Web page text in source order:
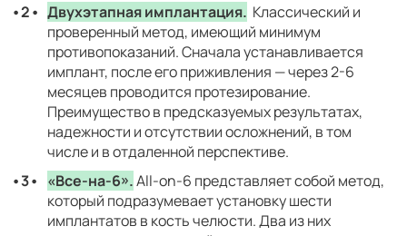
Двухэтапная имплантация. Классический и
проверенный метод, имеющий минимум
противопоказаний. Сначала устанавливается
имплант, после его приживления — через 2-6
месяцев проводится протезирование.
Преимущество в предсказуемых результатах,
надежности и отсутствии осложнений, в том
числе и в отдаленной перспективе.
«Все-на-6».All-on-6 представляет собой метод,
который подразумевает установку шести
имплантатов в кость челюсти. Два из них